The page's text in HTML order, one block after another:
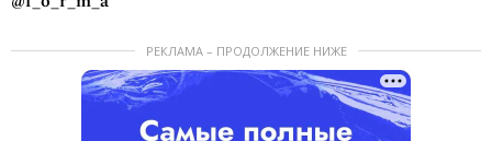
РЕКЛАМА – ПРОДОЛЖЕНИЕ НИЖЕ